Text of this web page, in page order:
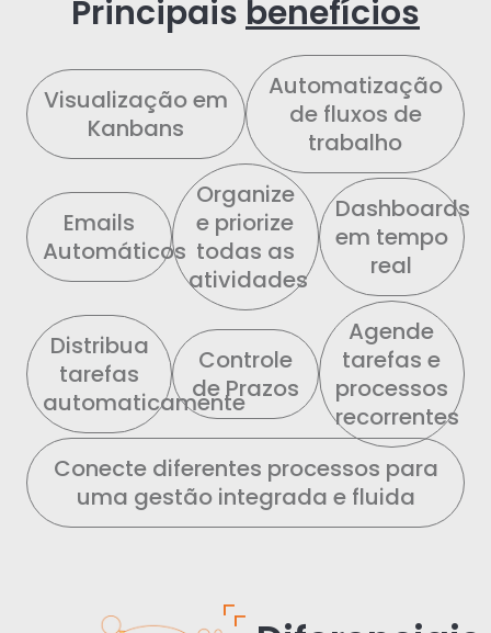
Principais benefícios
Visualização em
Kanbans
Automatização
de fluxos de
trabalho
Emails
Automáticos
Organize
e priorize
todas as
atividades
Dashboards
em tempo
real
Distribua
tarefas
automaticamente
Controle
de Prazos
Agende
tarefas e
processos
recorrentes
Conecte diferentes processos para
uma gestão integrada e fluida